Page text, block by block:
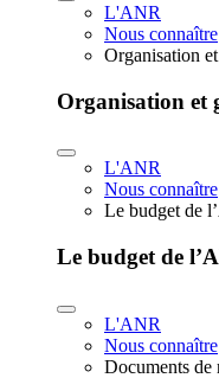
L'ANR
Nous connaître
Organisation
Organisation et
L'ANR
Nous connaître
Le budget de
Le budget de
L'ANR
Nous connaître
Documents de